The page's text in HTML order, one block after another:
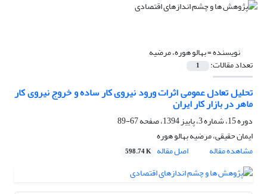
نویسنده =بهالو هوره، مرضیه
تعداد مقالات: 1
تحلیل تعادل عمومی اثرات ورود نیروی کار ساده و خروج نیروی کار
ماهر در بازار کار ایران
دوره 15، شماره 3، پاییز 1394، صفحه
67-89
ایمان حقیقی، مرضیه بهالو هوره
مشاهده مقاله
اصل مقاله 598.74 K